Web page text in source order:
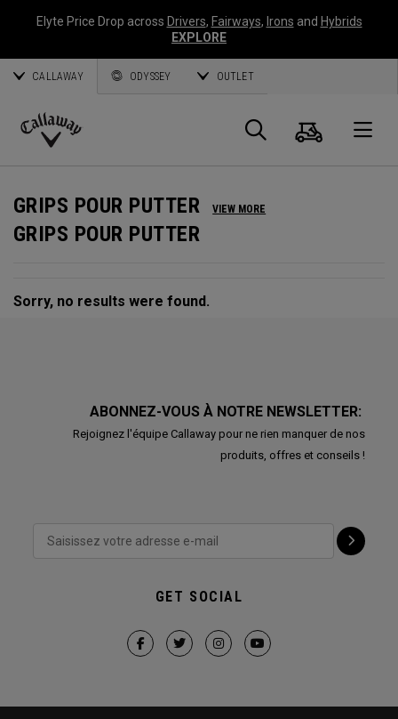
Elyte Price Drop across Drivers, Fairways, Irons and Hybrids
EXPLORE
CALLAWAY ODYSSEY OUTLET
Callaway
Panier
GRIPS POUR PUTTER VIEW MORE
GRIPS POUR PUTTER
Sorry, no results were found.
ABONNEZ-VOUS À NOTRE NEWSLETTER:
Rejoignez l'équipe Callaway pour ne rien manquer de nos
produits, offres et conseils !
GET SOCIAL